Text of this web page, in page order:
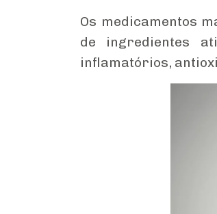
Os medicamentos
de ingredientes
inflamatórios,